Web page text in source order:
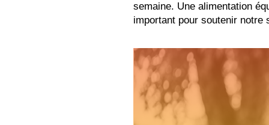
semaine. Une alimentation
important pour soutenir notre